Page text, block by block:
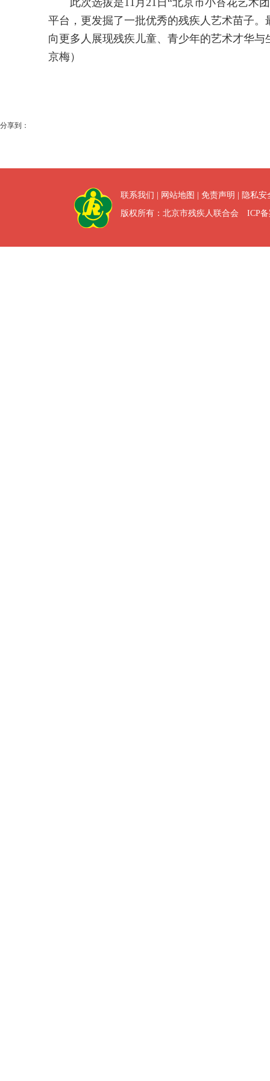
此次选拔是11 月 21 日“北京市小苔花艺术
平台，更发掘了一批优秀的残疾人艺术苗子
向更多人展现残疾儿童、青少年的艺术才华
京梅）
分享到：
联系我们 网站地图 免责声明
隐私
版权所有：北京市残疾人联合会 ICP